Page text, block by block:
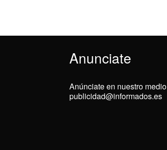
Anunciate
Anúnciate en nuestro medio
publicidad@informados.es